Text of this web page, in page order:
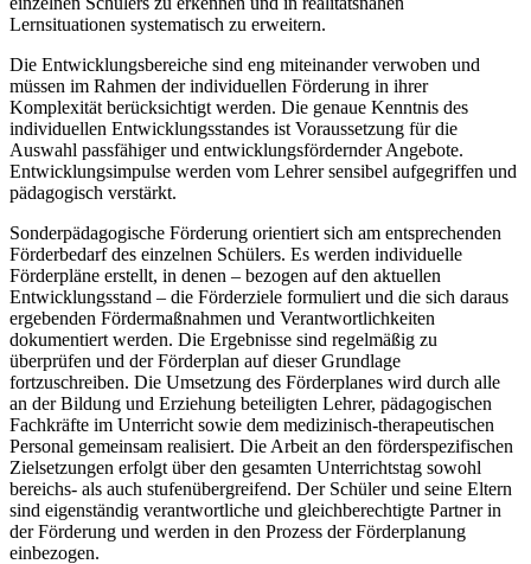
Lernsituationen systematisch zu erweitern.
Die Entwicklungsbereiche sind eng miteinander verwoben und
müssen im Rahmen der individuellen Förderung in ihrer
Komplexität berücksichtigt werden. Die genaue Kenntnis des
individuellen Entwicklungsstandes ist Voraussetzung für die
Auswahl passfähiger und entwicklungsfördernder Angebote.
Entwicklungsimpulse werden vom Lehrer sensibel aufgegriffen und
pädagogisch verstärkt.
Sonderpädagogische Förderung orientiert sich am entsprechenden
Förderbedarf des einzelnen Schülers. Es werden individuelle
Förderpläne erstellt, in denen – bezogen auf den aktuellen
Entwicklungsstand – die Förderziele formuliert und die sich daraus
ergebenden Fördermaßnahmen und Verantwortlichkeiten
dokumentiert werden. Die Ergebnisse sind regelmäßig zu
überprüfen und der Förderplan auf dieser Grundlage
fortzuschreiben. Die Umsetzung des Förderplanes wird durch alle
an der Bildung und Erziehung beteiligten Lehrer, pädagogischen
Fachkräfte im Unterricht sowie dem medizinisch-therapeutischen
Personal gemeinsam realisiert. Die Arbeit an den förderspezifischen
Zielsetzungen erfolgt über den gesamten Unterrichtstag sowohl
bereichs- als auch stufenübergreifend. Der Schüler und seine Eltern
sind eigenständig verantwortliche und gleichberechtigte Partner in
der Förderung und werden in den Prozess der Förderplanung
einbezogen.